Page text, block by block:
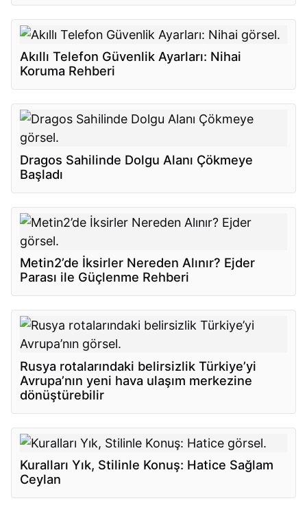
Akıllı Telefon Güvenlik Ayarları: Nihai
Koruma Rehberi
Dragos Sahilinde Dolgu Alanı Çökmeye
Başladı
Metin2’de İksirler Nereden Alınır? Ejder
Parası ile Güçlenme Rehberi
Rusya rotalarındaki belirsizlik Türkiye’yi
Avrupa’nın yeni hava ulaşım merkezine
dönüştürebilir
Kuralları Yık, Stilinle Konuş: Hatice Sağlam
Ceylan